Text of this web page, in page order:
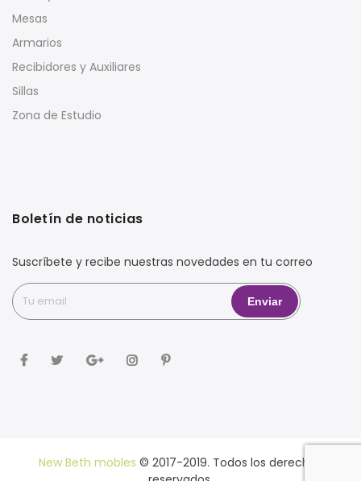
Mesas
Armarios
Recibidores y Auxiliares
Sillas
Zona de Estudio
Boletín de noticias
Suscríbete y recibe nuestras novedades en tu correo
New Beth mobles © 2017-2019. Todos los derechos